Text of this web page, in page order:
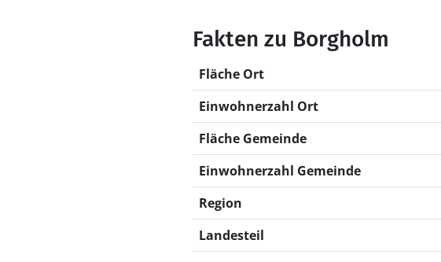
Fakten zu Borgholm
Fläche Ort
Einwohnerzahl Ort
Fläche Gemeinde
Einwohnerzahl Gemeinde
Region
Landesteil